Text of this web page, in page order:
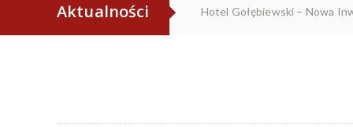
Aktualności Hotel Gołębiewski – Nowa